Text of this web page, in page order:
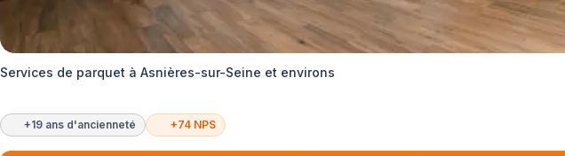
Services de parquet à Asnières-sur-Seine et environs
+19 ans d'ancienneté +74 NPS